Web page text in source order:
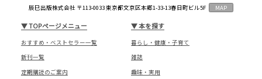
辰巳出版株式会社 〒113-0033 東京都文京区本郷1-33-13春日町ビル5F MAP
▼TOPページメニュー
おすすめ・ベストセラー一覧
新刊一覧
定期購読のご案内
▼本を探す
暮らし・健康・子育て
雑誌
趣味・実用